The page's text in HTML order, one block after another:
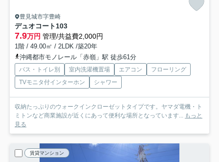
豊見城市字豊崎
デュオコート103
7.9万円 管理/共益費2,000円
1階 / 49.00㎡ / 2LDK /築20年
沖縄都市モノレール「赤嶺」駅 徒歩61分
バス・トイレ別 室内洗濯機置場 エアコン
フローリング
TVモニタ付インターホン
シャワー
収納たっぷりのウォークインクローゼットタイプです。ヤマダ電機・ト
ミトンなど商業施設が近くにあって便利な場所となっています... もっと
見る
賃貸マンション